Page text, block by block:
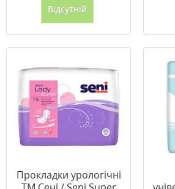
Відсутній
Прокладки урологічні